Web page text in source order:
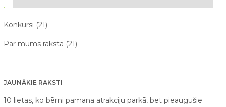
Jaunumi (160)
Konkursi (21)
Par mums raksta (21)
JAUNĀKIE RAKSTI
10 lietas, ko bērni pamana atrakciju parkā, bet pieaugušie